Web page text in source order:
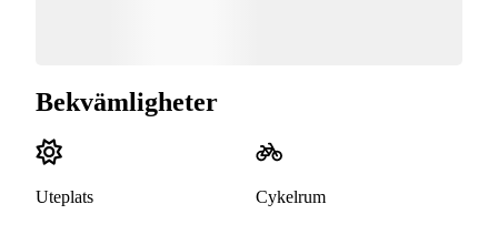
Bekvämligheter
Uteplats Cykelrum